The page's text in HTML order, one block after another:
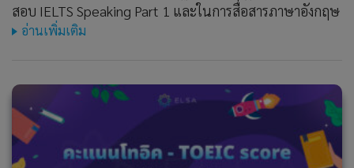
สอบ IELTS Speaking Part 1 และในการสื่อสารภาษาอังกฤษ
อ่านเพิ่มเติม